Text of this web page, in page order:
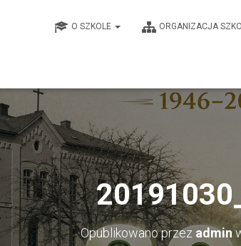
O SZKOLE ORGANIZACJA
Opublikowano przez admin